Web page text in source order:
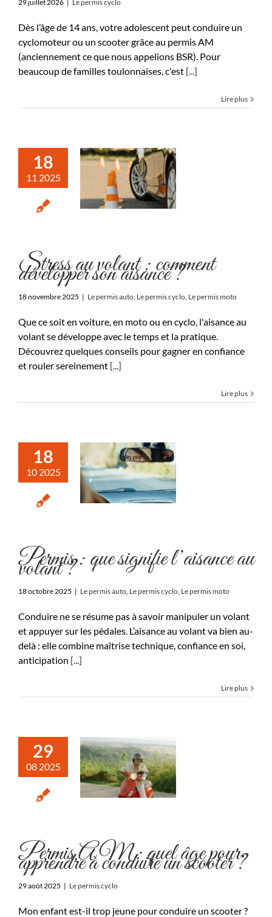
29 juillet 2026 | Le permis cyclo
Dès l’âge de 14 ans, votre adolescent peut conduire un
cyclomoteur ou un scooter grâce au permis AM
(anciennement ce que nous appelions BSR). Pour
beaucoup de familles toulonnaises, c'est [...]
Lire plus
18
11 2025
Stress au volant : comment
développer son aisance ?
18 novembre 2025 | Le permis auto, Le permis cyclo, Le permis moto
Que ce soit en voiture, en moto ou en cyclo, l'aisance au
volant se développe avec le temps et la pratique.
Découvrez quelques conseils pour gagner en confiance
et rouler sereinement [...]
Lire plus
18
10 2025
Permis : que signifie l’aisance au
volant ?
18 octobre 2025 | Le permis auto, Le permis cyclo, Le permis moto
Conduire ne se résume pas à savoir manipuler un volant
et appuyer sur les pédales. L’aisance au volant va bien au-
delà : elle combine maîtrise technique, confiance en soi,
anticipation [...]
Lire plus
29
08 2025
Permis AM : quel âge pour
apprendre à conduire un scooter ?
29 août 2025 | Le permis cyclo
Mon enfant est-il trop jeune pour conduire un scooter ?